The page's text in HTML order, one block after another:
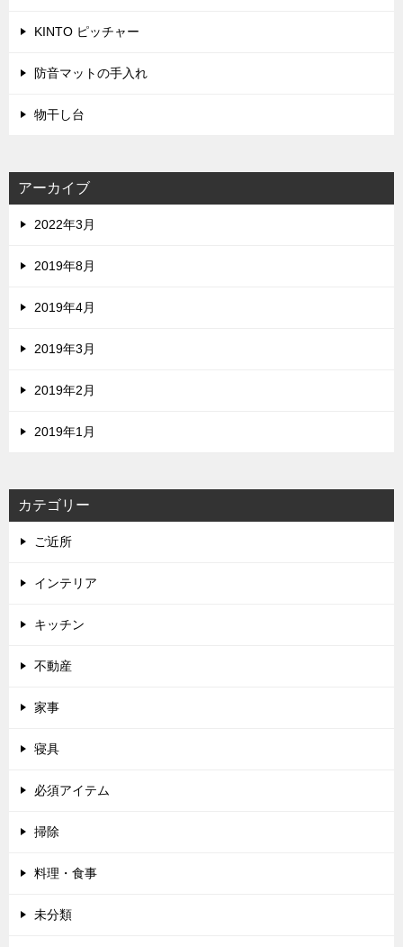
KINTO ピッチャー
防音マットの手入れ
物干し台
アーカイブ
2022年3月
2019年8月
2019年4月
2019年3月
2019年2月
2019年1月
カテゴリー
ご近所
インテリア
キッチン
不動産
家事
寝具
必須アイテム
掃除
料理・食事
未分類